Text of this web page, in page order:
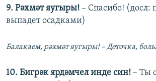
9. Рәхмәт яугыры! – Спасибо! (досл:
выпадет осадками)
Балакаем, рәхмәт яугыры! – Деточка,
10. Бигрәк ярдәмчел инде син! – Ты